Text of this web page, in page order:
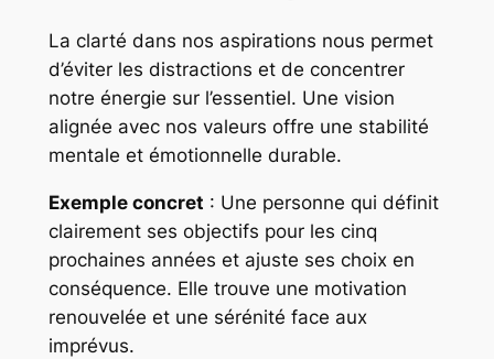
La clarté dans nos aspirations nous permet
d’éviter les distractions et de concentrer
notre énergie sur l’essentiel. Une vision
alignée avec nos valeurs offre une stabilité
mentale et émotionnelle durable.
Exemple concret : Une personne qui définit
clairement ses objectifs pour les cinq
prochaines années et ajuste ses choix en
conséquence. Elle trouve une motivation
renouvelée et une sérénité face aux
imprévus.